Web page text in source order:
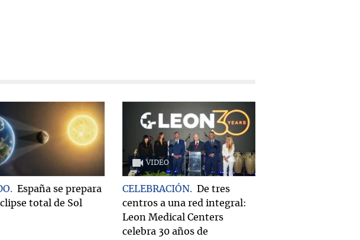
España se prepara
total de Sol
VIDEO
CELEBRACIÓN
De tres
centros a una red integral:
Leon Medical Centers
celebra 30 años de